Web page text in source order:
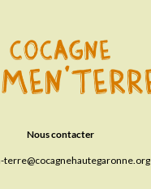
Nous contacter
terre cocagnehautegaronne.org